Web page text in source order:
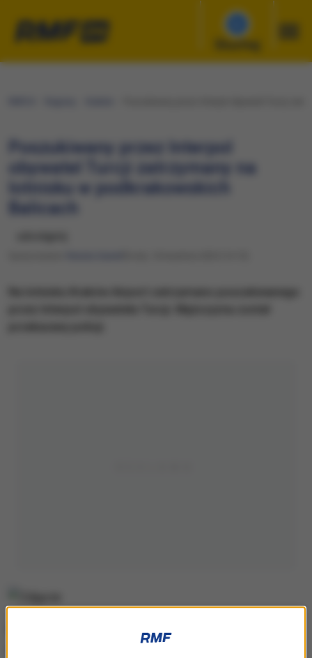
Słuchaj
Poszukiwany przez Interpol
obywatel Turcji zatrzymany na
lotnisku w podkrakowskich
Balicach
Na lotnisku w Krakowie-Balicach doszło